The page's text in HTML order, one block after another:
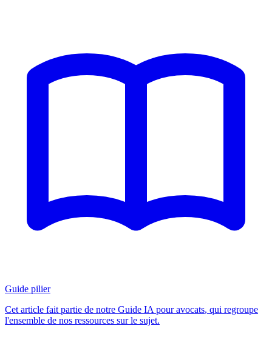
Guide pilier
Cet article fait partie de notre Guide IA pour avocats, qui regroupe
l'ensemble de nos ressources sur le sujet.